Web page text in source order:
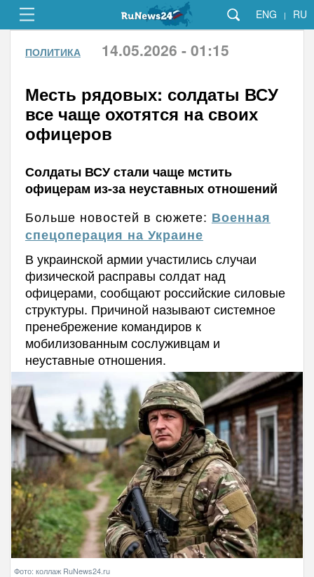
ENG | RU
ПОЛИТИКА 14.05.2026 - 01:15
Месть рядовых: солдаты ВСУ
все чаще охотятся на своих
офицеров
Солдаты ВСУ стали чаще мстить
офицерам из-за неуставных отношений
Больше новостей в сюжете: Военная
спецоперация на Украине
В украинской армии участились случаи
физической расправы солдат над
офицерами, сообщают российские силовые
структуры. Причиной называют системное
пренебрежение командиров к
мобилизованным сослуживцам и
неуставные отношения.
Фото: коллаж RuNews24.ru